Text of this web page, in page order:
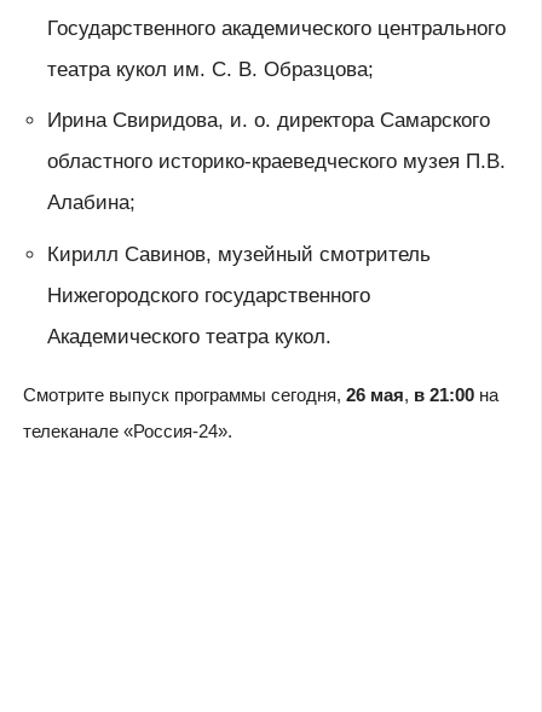
Государственного академического центрального
театра кукол им. С. В. Образцова;
Ирина Свиридова, и. о. директора Самарского
областного историко-краеведческого музея П.В.
Алабина;
Кирилл Савинов, музейный смотритель
Нижегородского государственного
Академического театра кукол.
Смотрите выпуск программы сегодня, 26 мая, в 21:00на
телеканале «Россия-24».